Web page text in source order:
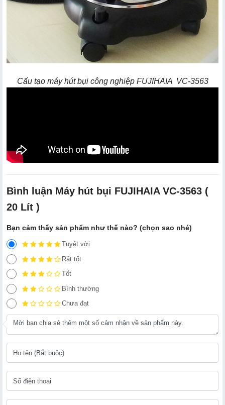
Cấu tạo máy hút bụi công nghiệp FUJIHAIA VC-3563
Bình luận Máy hút bụi FUJIHAIA VC-3563 (
20 Lít )
Bạn cảm thấy sản phẩm như thế nào? (chọn sao nhé)
Tuyệt vời
Rất tốt
Tốt
Bình thường
Chưa đạt